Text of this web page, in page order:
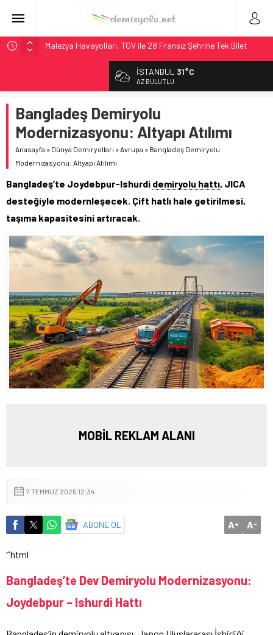
Malezya Havayolları, TGV ile 28 Fransız Şehrine Tek Bilet
ÖBB ve RFI’dan Brenner’da 15 Günlük Bakım: Tren Seferleri
NS, Temmuz 2026’dan İtibaren Koltukta Bagaja Kalıcı
Yasak, Ceza Yok
Madrid Atocha’da 56 Milyon Euro’luk Yenileme: Sol Tüneli
%33 Kapasite Artışı
İngiltere Demiryolunda Tarihi Entegrasyon: GBR Anglia
Resmen Başladı
İSTANBUL 31°C
AZ BULUTLU
Bangladeş Demiryolu
Modernizasyonu: Altyapı Atılımı
Anasayfa » Dünya Demiryolları »Avrupa » Bangladeş Demiryolu
Modernizasyonu: Altyapı Atılımı
Bangladeş’te Joydebpur-Ishurdi demiryolu hattı, JICA
desteğiyle modernleşecek. Çift hatlı hale getirilmesi,
taşıma kapasitesini artıracak.
MOBİL REKLAM ALANI
7 TEMMUZ 2025 12:34
ABONE OL A+ A-
“`html
Bangladeş’te Dev Demiryolu Modernizasyonu:
Joydebpur – Ishurdi Hattı